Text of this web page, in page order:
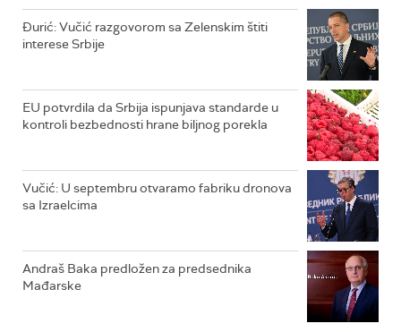
Đurić: Vučić razgovorom sa Zelenskim štiti
interese Srbije
EU potvrdila da Srbija ispunjava standarde u
kontroli bezbednosti hrane biljnog porekla
Vučić: U septembru otvaramo fabriku dronova
sa Izraelcima
Andraš Baka predložen za predsednika
Mađarske